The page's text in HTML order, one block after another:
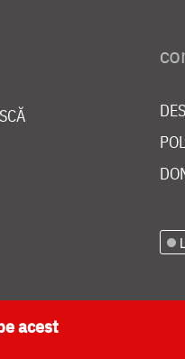
acest